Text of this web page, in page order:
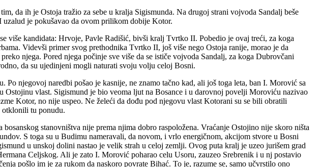
da ih je Ostoja tražio za sebe u kralja Sigismunda. Na drugoj strani vojvoda Sandalj beše
je pokušavao da ovom prilikom dobije Kotor.
više kandidata: Hrvoje, Pavle Radišić, bivši kralj Tvrtko II. Pobedio je ovaj treći, za koga
Videvši primer svog prethodnika Tvrtko II, još više nego Ostoja ranije, morao je da
njega. Pored njega počinje sve više da se ističe vojvoda Sandalj, za koga Dubrovčani
da su ujedinjeni mogli naturati svoju volju celoj Bosni.
njegovoj naredbi pošao je kasnije, ne znamo tačno kad, ali još toga leta, ban I. Morović sa
vlast. Sigismund je bio veoma ljut na Bosance i u darovnoj povelji Moroviću nazivao
Kotor, no nije uspeo. Ne želeći da dođu pod njegovu vlast Kotorani su se bili obratili
otklonili tu ponudu.
stanovništva nije prema njima dobro raspoložena. Vraćanje Ostojino nije skoro ništa
S toga su u Budimu nameravali, da novom, i vrlo energičnom, akcijom stvore u Bosni
u unskoj dolini nastao je velik strah u celoj zemlji. Ovog puta kralj je uzeo jurišem grad
Celjskog. Ali je zato I. Morović poharao celu Usoru, zauzeo Srebrenik i u nj postavio
pošlo im je za rukom da naskoro povrate Bihać. To je, razume se, samo učvrstilo ono